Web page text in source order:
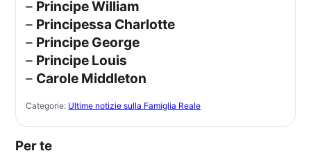
– Principe William
– Principessa Charlotte
– Principe George
– Principe Louis
– Carole Middleton
Categorie: Ultime notizie sulla Famiglia Reale
Per te